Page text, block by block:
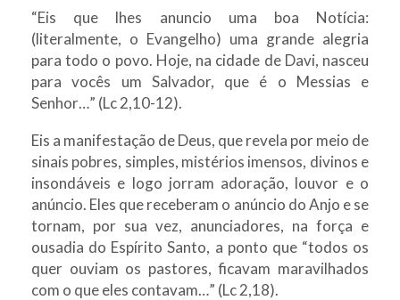
“Eis que lhes anuncio uma boa Notícia:
(literalmente, o Evangelho) uma grande alegria
para todo o povo. Hoje, na cidade de Davi, nasceu
para vocês um Salvador, que é o Messias e
Senhor…” (Lc 2,10-12).
Eis a manifestação de Deus, que revela por meio de
sinais pobres, simples, mistérios imensos, divinos e
insondáveis e logo jorram adoração, louvor e o
anúncio. Eles que receberam o anúncio do Anjo e se
tornam, por sua vez, anunciadores, na força e
ousadia do Espírito Santo, a ponto que “todos os
quer ouviam os pastores, ficavam maravilhados
com o que eles contavam…” (Lc 2,18).